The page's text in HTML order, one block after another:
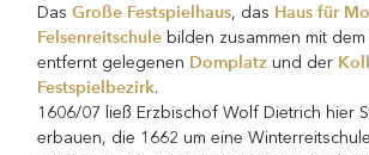
DasGroße Festspielhaus, das Haus für
Felsenreitschule bilden zusammen mit
entfernt gelegenen Domplatz und der
Festspielbezirk.
1606/07 ließ Erzbischof Wolf Dietrich hier
erbauen, die 1662 um eine